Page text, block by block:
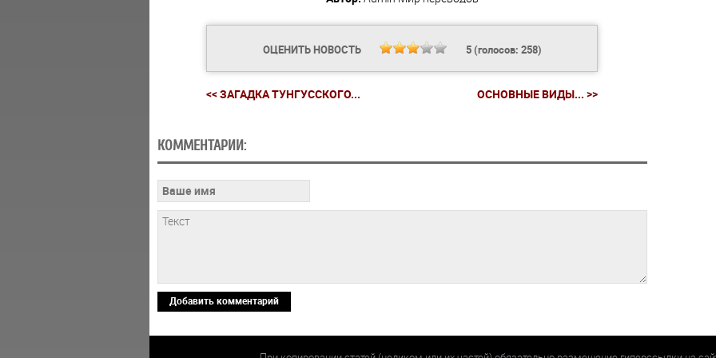
ОЦЕНИТЬ НОВОСТЬ 5(голосов: 258)
<< ЗАГАДКА ТУНГУССКОГО... ОСНОВНЫЕ ВИДЫ... >>
КОММЕНТАРИИ:
Добавить комментарий